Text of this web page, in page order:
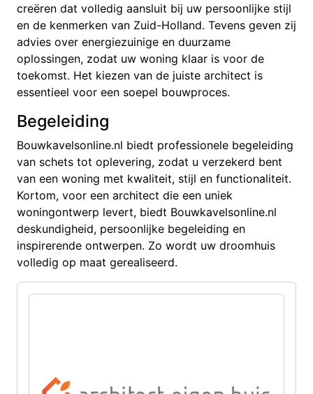
creëren dat volledig aansluit bij uw persoonlijke stijl
en de kenmerken van Zuid-Holland. Tevens geven zij
advies over energiezuinige en duurzame
oplossingen, zodat uw woning klaar is voor de
toekomst. Het kiezen van de juiste architect is
essentieel voor een soepel bouwproces.
Begeleiding
Bouwkavelsonline.nl biedt professionele begeleiding
van schets tot oplevering, zodat u verzekerd bent
van een woning met kwaliteit, stijl en functionaliteit.
Kortom, voor een architect die een uniek
woningontwerp levert, biedt Bouwkavelsonline.nl
deskundigheid, persoonlijke begeleiding en
inspirerende ontwerpen. Zo wordt uw droomhuis
volledig op maat gerealiseerd.